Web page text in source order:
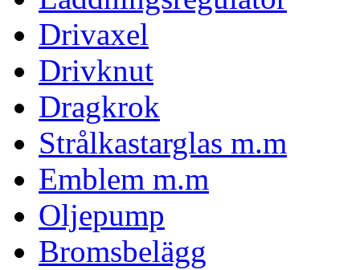
Drivaxel
Drivknut
Dragkrok
Strålkastarglas m.m
Emblem m.m
Oljepump
Bromsbelägg